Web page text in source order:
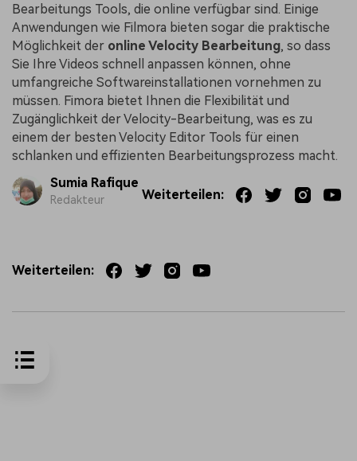
Bearbeitungs Tools, die online verfügbar sind. Einige
Anwendungen wie Filmora bieten sogar die praktische
Möglichkeit der online Velocity Bearbeitung, so dass
Sie Ihre Videos schnell anpassen können, ohne
umfangreiche Softwareinstallationen vornehmen zu
müssen. Fimora bietet Ihnen die Flexibilität und
Zugänglichkeit der Velocity-Bearbeitung, was es zu
einem der besten Velocity Editor Tools für einen
schlanken und effizienten Bearbeitungsprozess macht.
Sumia Rafique
Redakteur Weiterteilen:
Weiterteilen: